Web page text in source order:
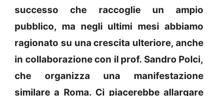
successo che raccoglie un ampio
pubblico, ma negli ultimi mesi abbiamo
ragionato su una crescita ulteriore, anche
in collaborazione con il prof. Sandro Polci,
che organizza una manifestazione
similare a Roma. Ci piacerebbe allargare